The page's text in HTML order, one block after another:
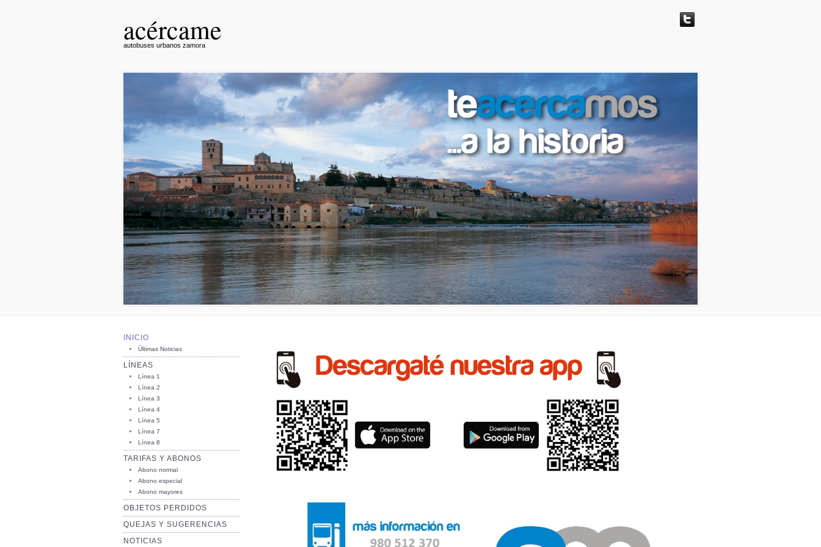
acércame
autobuses urbanos zamora
INICIO
Últimas Noticias
LÍNEAS
Línea 1
Línea 2
Línea 3
Línea 4
Línea 5
Línea 7
Línea 8
TARIFAS Y ABONOS
Abono normal
Abono especial
Abono mayores
OBJETOS PERDIDOS
QUEJAS Y SUGERENCIAS
NOTICIAS